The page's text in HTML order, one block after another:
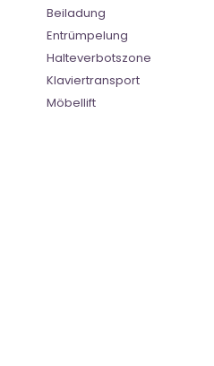
Beiladung
Entrümpelung
Halteverbotszone
Klaviertransport
Möbellift